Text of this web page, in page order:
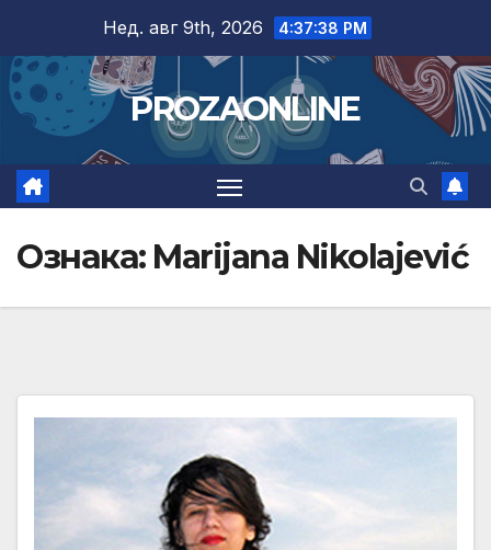
content
Нед. авг 9th, 2026 4:37:39 PM
PROZAONLINE
Ознака: Marijana Nikolajević